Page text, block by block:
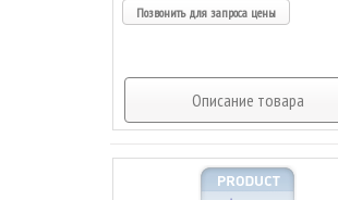
Позвонить для запроса цены
Описание товара